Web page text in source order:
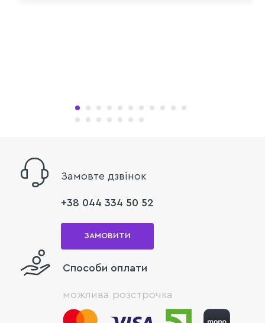
Замовте дзвінок
+38 044 334 50 52
ЗАМОВИТИ
Способи оплати
можлива розстрочка